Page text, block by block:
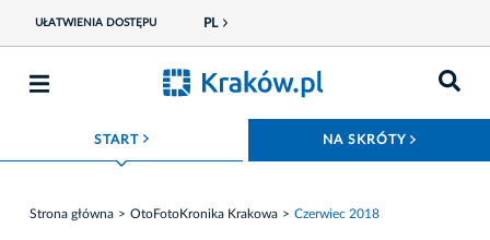
UŁATWIENIA DOSTĘPU PL
START ROZWIŃ MENU NA SKRÓTY
Strona główna OtoFotoKronika Krakowa Czerwiec 2018